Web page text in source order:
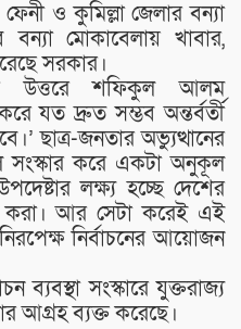
ও কুমিল্লা জেলার বন্যা
বন্যা মোকাবেলায় খাবার,
সরকার।
উত্তরে শফিকুল আলম
যত দ্রুত সম্ভব অন্তর্বর্তী
ছাত্র-জনতার অভ্যুত্থানের
সংস্কার করে একটা অনুকূল
লক্ষ্য হচ্ছে দেশের
করা। আর সেটা করেই এই
নির্বাচনের আয়োজন
ব্যবস্থা সংস্কারে যুক্তরাজ্য
আগ্রহ ব্যক্ত করেছে।